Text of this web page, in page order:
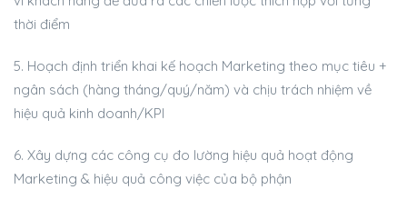
thời điểm
5. Hoạch định triển khai kế hoạch Marketing theo mục tiêu +
ngân sách (hàng tháng/quý/năm) và chịu trách nhiệm về
hiệu quả kinh doanh/KPI
6. Xây dựng các công cụ đo lường hiệu quả hoạt động
Marketing & hiệu quả công việc của bộ phận